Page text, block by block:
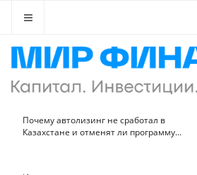
Почему автолизинг не сработал в
Казахстане и отменят ли программу...